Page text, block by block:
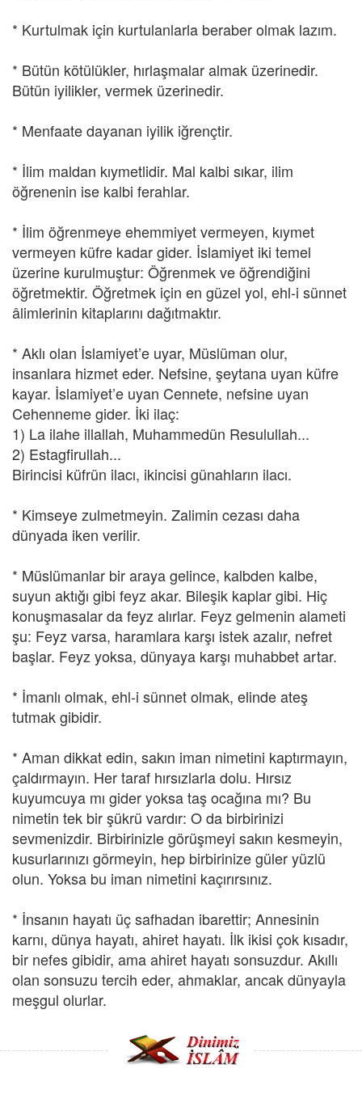
* Kurtulmak için kurtulanlarla beraber olmak lazım.
* Bütün kötülükler, hırlaşmalar almak üzerinedir.
Bütün iyilikler, vermek üzerinedir.
* Menfaate dayanan iyilik iğrençtir.
* İlim maldan kıymetlidir. Mal kalbi sıkar, ilim
öğrenenin ise kalbi ferahlar.
* İlim öğrenmeye ehemmiyet vermeyen, kıymet
vermeyen küfre kadar gider. İslamiyet iki temel
üzerine kurulmuştur: Öğrenmek ve öğrendiğini
öğretmektir. Öğretmek için en güzel yol, ehl-i sünnet
âlimlerinin kitaplarını dağıtmaktır.
* Aklı olan İslamiyet’e uyar, Müslüman olur,
insanlara hizmet eder. Nefsine, şeytana uyan küfre
kayar. İslamiyet’e uyan Cennete, nefsine uyan
Cehenneme gider. İki ilaç:
1) La ilahe illallah, Muhammedün Resulullah...
2) Estagfirullah...
Birincisi küfrün ilacı, ikincisi günahların ilacı.
* Kimseye zulmetmeyin. Zalimin cezası daha
dünyada iken verilir.
* Müslümanlar bir araya gelince, kalbden kalbe,
suyun aktığı gibi feyz akar. Bileşik kaplar gibi. Hiç
konuşmasalar da feyz alırlar. Feyz gelmenin alameti
şu: Feyz varsa, haramlara karşı istek azalır, nefret
başlar. Feyz yoksa, dünyaya karşı muhabbet artar.
* İmanlı olmak, ehl-i sünnet olmak, elinde ateş
tutmak gibidir.
* Aman dikkat edin, sakın iman nimetini kaptırmayın,
çaldırmayın. Her taraf hırsızlarla dolu. Hırsız
kuyumcuya mı gider yoksa taş ocağına mı? Bu
nimetin tek bir şükrü vardır: O da birbirinizi
sevmenizdir. Birbirinizle görüşmeyi sakın kesmeyin,
kusurlarınızı görmeyin, hep birbirinize güler yüzlü
olun. Yoksa bu iman nimetini kaçırırsınız.
* İnsanın hayatı üç safhadan ibarettir; Annesinin
karnı, dünya hayatı, ahiret hayatı. İlk ikisi çok kısadır,
bir nefes gibidir, ama ahiret hayatı sonsuzdur. Akıllı
olan sonsuzu tercih eder, ahmaklar, ancak dünyayla
meşgul olurlar.